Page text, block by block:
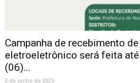
Campanha de recebimento
eletroeletrônico será feita
(06)...
3 de junho de 2025